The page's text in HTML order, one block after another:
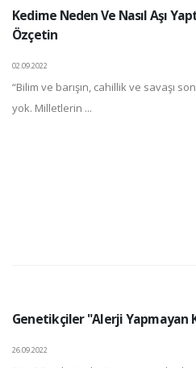
Kedime Neden Ve Nasıl Aşı
Özçetin
02.09.2022
“Bilim ve barışın, cahillik ve savaşı
yok. Milletlerin ...
Genetikçiler "Alerji Yapmayan
26.09.2022